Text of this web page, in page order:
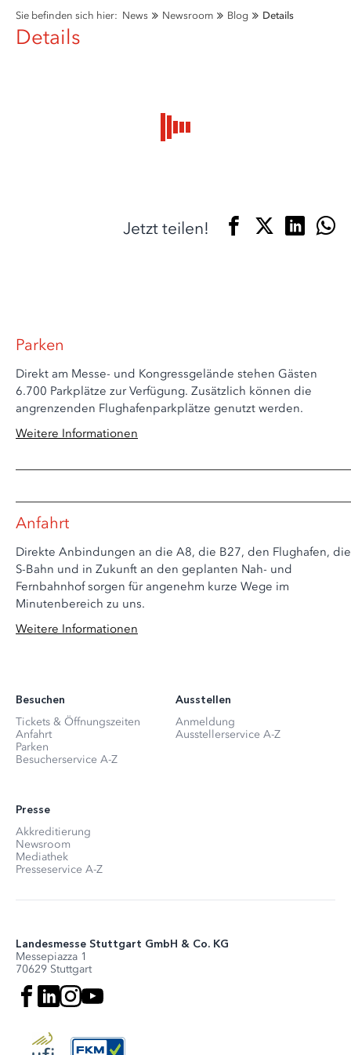
Sie befinden sich hier: News Newsroom Blog Details
Details
Jetzt teilen!
Parken
Direkt am Messe- und Kongressgelände stehen Gästen
6.700 Parkplätze zur Verfügung. Zusätzlich können die
angrenzenden Flughafenparkplätze genutzt werden.
Weitere Informationen
Anfahrt
Direkte Anbindungen an die A8, die B27, den Flughafen, die
S-Bahn und in Zukunft an den geplanten Nah- und
Fernbahnhof sorgen für angenehm kurze Wege im
Minutenbereich zu uns.
Weitere Informationen
Besuchen
Tickets & Öffnungszeiten
Anfahrt
Parken
Besucherservice A-Z
Ausstellen
Anmeldung
Ausstellerservice A-Z
Presse
Akkreditierung
Newsroom
Mediathek
Presseservice A-Z
Landesmesse Stuttgart GmbH & Co. KG
Messepiazza 1
70629 Stuttgart